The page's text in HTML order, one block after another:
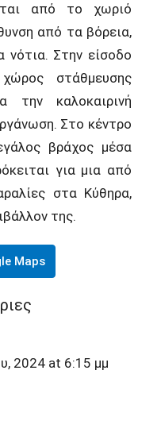
από το χωριό
από τα βόρεια,
Στην είσοδο
στάθμευσης
την καλοκαιρινή
Στο κέντρο
βράχος μέσα
για μια από
στα Κύθηρα,
της.
Maps
2024 at 6:15 μμ